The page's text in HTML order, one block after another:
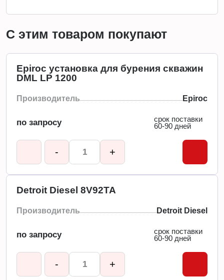
С этим товаром покупают
Epiroc установка для бурения скважин
DML LP 1200
Производитель Epiroc
по запросу
срок поставки
60-90 дней
- +
Detroit Diesel 8V92TA
Производитель Detroit Diesel
по запросу
срок поставки
60-90 дней
- +